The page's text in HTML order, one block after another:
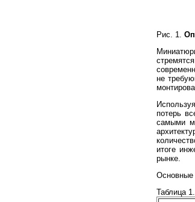
Рис. 1.
не
потерь
самыми
итоге
рынке.
Основные
Таблица 1.